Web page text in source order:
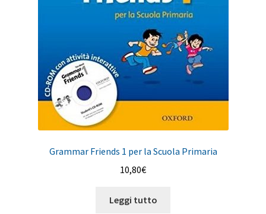
Grammar Friends 1 per la Scuola Primaria
10,80€
Leggi tutto